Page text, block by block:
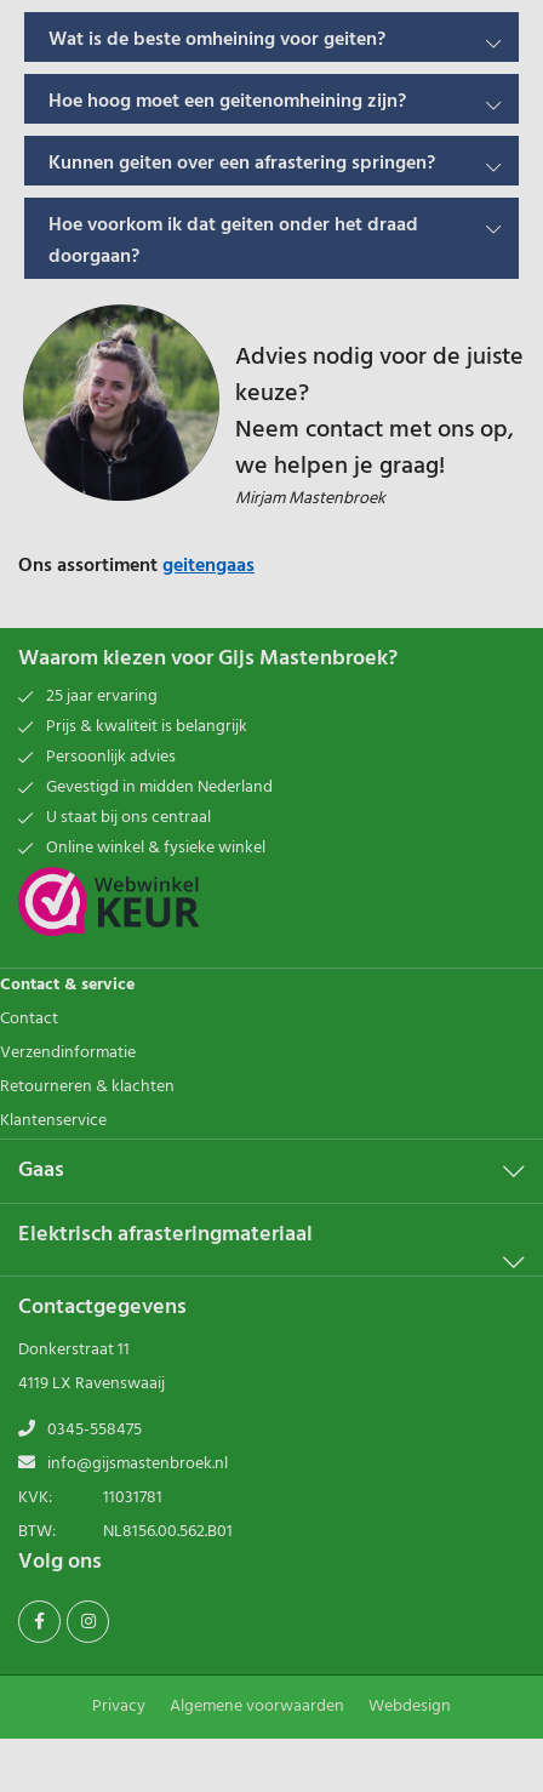
Wat is de beste omheining voor geiten?
Hoe hoog moet een geitenomheining zijn?
Kunnen geiten over een afrastering springen?
Hoe voorkom ik dat geiten onder het draad
doorgaan?
Advies nodig voor de juiste
keuze?
Neem contact met ons op,
we helpen je graag!
Mirjam Mastenbroek
Ons assortimentgeitengaas
Waarom kiezen voor Gijs Mastenbroek?
25 jaar ervaring
Prijs & kwaliteit is belangrijk
Persoonlijk advies
Gevestigd in midden Nederland
U staat bij ons centraal
Online winkel & fysieke winkel
Contact & service
Contact
Verzendinformatie
Retourneren & klachten
Klantenservice
Gaas
Elektrisch afrasteringmateriaal
Contactgegevens
Donkerstraat 11
4119 LX Ravenswaaij
0345-558475
info@gijsmastenbroek.nl
KVK:
11031781
BTW:
NL8156.00.562.B01
Volg ons
Privacy Algemene voorwaarden Webdesign